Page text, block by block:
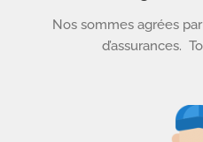
Nos sommes agrées
d’assurances.